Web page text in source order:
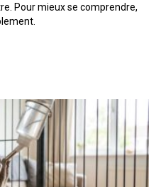
Pour mieux se comprendre,